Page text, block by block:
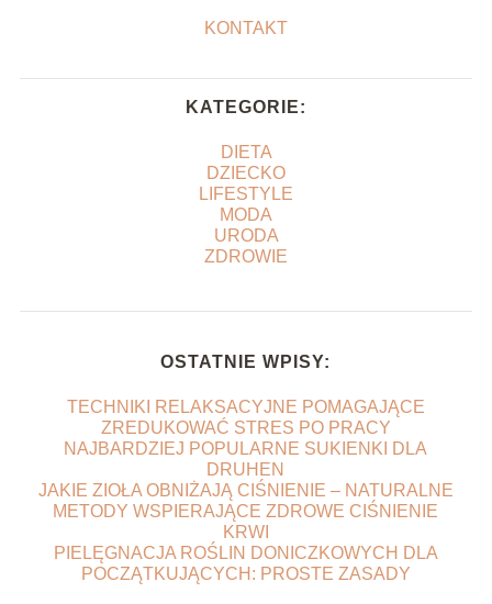
KONTAKT
KATEGORIE:
DIETA
DZIECKO
LIFESTYLE
MODA
URODA
ZDROWIE
OSTATNIE WPISY:
TECHNIKI RELAKSACYJNE POMAGAJĄCE
ZREDUKOWAĆ STRES PO PRACY
NAJBARDZIEJ POPULARNE SUKIENKI DLA
DRUHEN
JAKIE ZIOŁA OBNIŻAJĄ CIŚNIENIE – NATURALNE
METODY WSPIERAJĄCE ZDROWE CIŚNIENIE
KRWI
PIELĘGNACJA ROŚLIN DONICZKOWYCH DLA
POCZĄTKUJĄCYCH: PROSTE ZASADY